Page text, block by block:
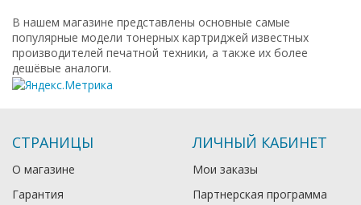
В нашем магазине представлены основные самые
популярные модели тонерных картриджей известных
производителей печатной техники, а также их более
дешёвые аналоги.
СТРАНИЦЫ
О магазине
Гарантия
ЛИЧНЫЙ КАБИНЕТ
Мои заказы
Партнерская программа